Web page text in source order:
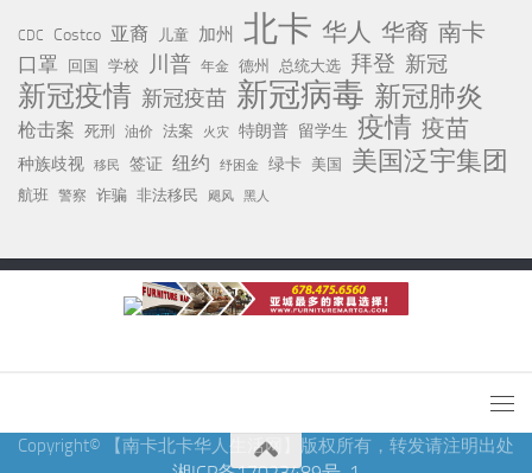
CDC Costco 亚裔 儿童 加州 北卡 华人 华裔 南卡
口罩 回国 学校 川普 年金 德州 总统大选 拜登 新冠
新冠疫情 新冠疫苗 新冠病毒 新冠肺炎
枪击案 死刑 油价 法案 火灾 特朗普 留学生 疫情 疫苗
种族歧视 移民 签证 纽约 纾困金 绿卡 美国 美国泛宇集团
航班 警察 诈骗 非法移民 飓风 黑人
Copyright© 【南卡北卡华人生活网】版权所有，转发请注明出处